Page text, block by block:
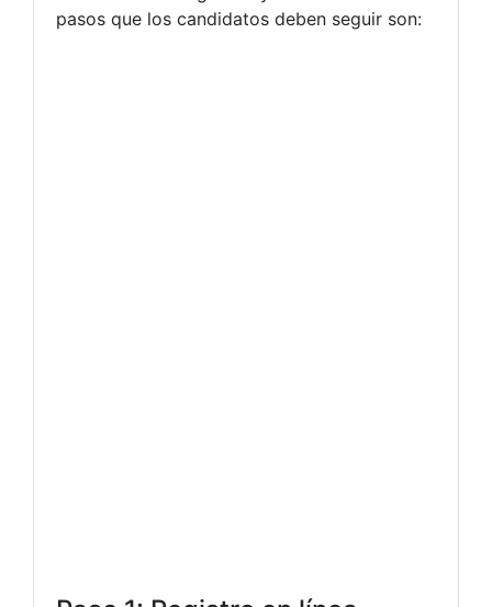
pasos que los candidatos deben seguir son: